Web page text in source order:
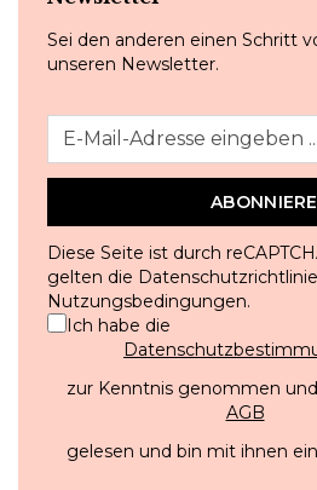
Sei den anderen einen Schritt
unseren Newsletter.
Diese Seite ist durch
gelten die Datenschutzrichtlinie
Nutzungsbedingungen.
Ich habe die
zur Kenntnis genommen
AGB
gelesen und bin mit ihnen